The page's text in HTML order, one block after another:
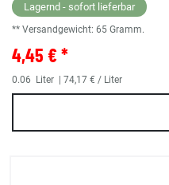
Lagernd - sofort lieferbar
** Versandgewicht: 65 Gramm.
4,45 € *
0.06 Liter | 74,17 € / Liter